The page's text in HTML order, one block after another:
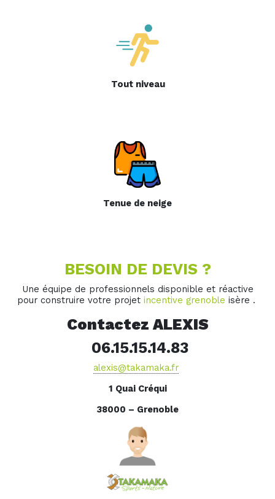
Tout niveau
Tenue de neige
BESOIN DE DEVIS ?
Une équipe de professionnels disponible et réactive
pour construire votre projetincentive grenoble isère .
Contactez ALEXIS
06.15.15.14.83
alexis@takamaka.fr
1 Quai Créqui
38000 – Grenoble